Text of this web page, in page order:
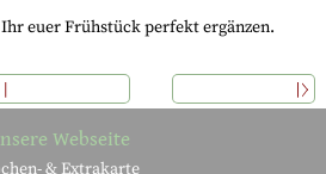
euer Frühstück perfekt ergänzen.
Webseite
& Extrakarte